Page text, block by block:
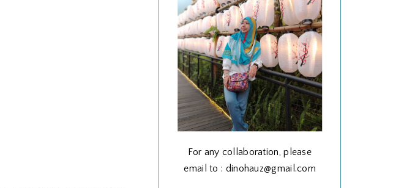
For any collaboration, please
email to : dinohauz@gmail.com